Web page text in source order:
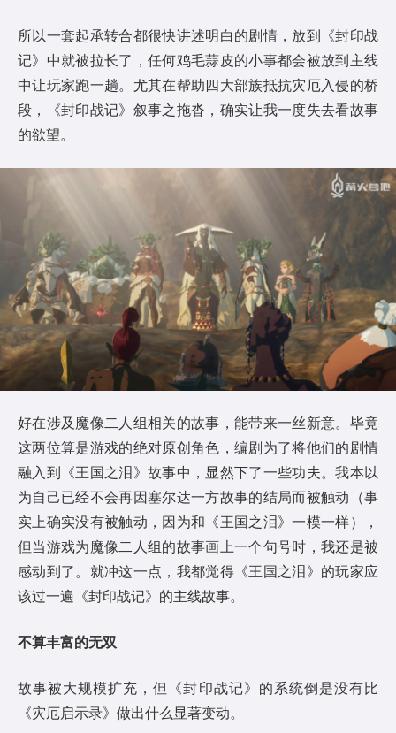
所以一套起承转合都很快讲述明白的剧情，放到《封印战
记》中就被拉长了，任何鸡毛蒜皮的小事都会被放到主线
中让玩家跑一趟。尤其在帮助四大部族抵抗灾厄入侵的桥
段，《封印战记》叙事之拖沓，确实让我一度失去看故事
的欲望。
好在涉及魔像二人组相关的故事，能带来一丝新意。毕竟
这两位算是游戏的绝对原创角色，编剧为了将他们的剧情
融入到《王国之泪》故事中，显然下了一些功夫。我本以
为自己已经不会再因塞尔达一方故事的结局而被触动（事
实上确实没有被触动，因为和《王国之泪》一模一样），
但当游戏为魔像二人组的故事画上一个句号时，我还是被
感动到了。就冲这一点，我都觉得《王国之泪》的玩家应
该过一遍《封印战记》的主线故事。
不算丰富的无双
故事被大规模扩充，但《封印战记》的系统倒是没有比
《灾厄启示录》做出什么显著变动。